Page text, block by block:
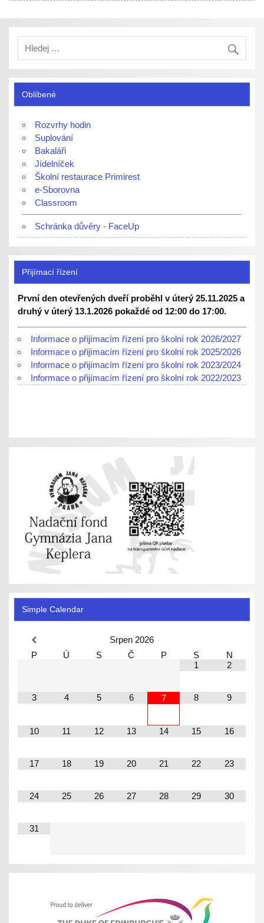
Oblíbené
Rozvrhy hodin
Suplování
Bakaláři
Jídelníček
Školní restaurace Primirest
e-Sborovna
Classroom
Schránka důvěry - FaceUp
Přijímací řízení
První den otevřených dveří proběhl v úterý 25.11.2025 a
druhý v úterý 13.1.2026 pokaždé od 12:00 do 17:00.
Informace o přijímacím řízení pro školní rok 2026/2027
Informace o přijímacím řízení pro školní rok 2025/2026
Informace o přijímacím řízení pro školní rok 2023/2024
Informace o přijímacím řízení pro školní rok 2022/2023
Simple Calendar
Srpen 2026
P
Ú S Č P S
N
1
2
3 4 5 6 7 8 9
10 11 12 13 14 15 16
17 18 19 20 21 22 23
24 25 26 27 28 29 30
31